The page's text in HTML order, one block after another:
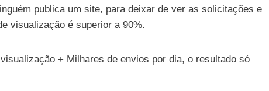
publica um site, para deixar de ver as solicitações e
visualização é superior a 90%.
+ Milhares de envios por dia, o resultado só